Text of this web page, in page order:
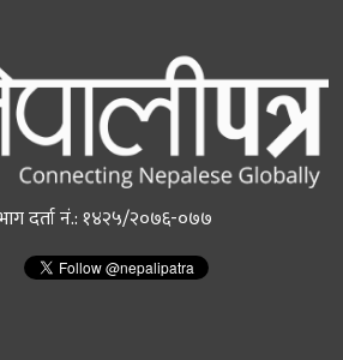
दर्ता नं.: १४२५/२०७६-०७७